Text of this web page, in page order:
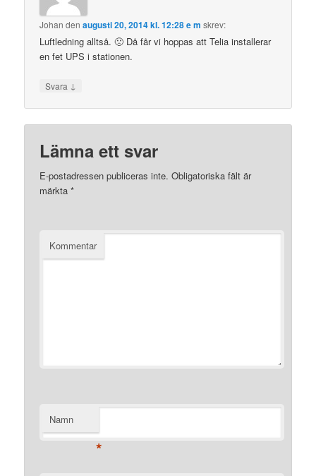
Johan denaugusti 20, 2014 kl. 12:28 e m skrev:
Luftledning alltså. 🙁 Då får vi hoppas att Telia installerar
en fet UPS i stationen.
Svara ↓
Lämna ett svar
E-postadressen publiceras inte. Obligatoriska fält är
märkta*
Kommentar
Namn
*